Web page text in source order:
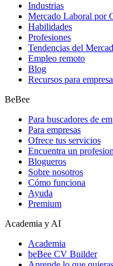
Industrias
Mercado Laboral por
Habilidades
Profesiones
Tendencias del
Empleo remoto
Blog
Recursos para
BeBee
Para buscadores de
Para empresas
Ofrece tus servicios
Encuentra un
Blogueros
Sobre nosotros
Cómo funciona
Ayuda
Premium
Academia y AI
Academia
beBee CV Builder